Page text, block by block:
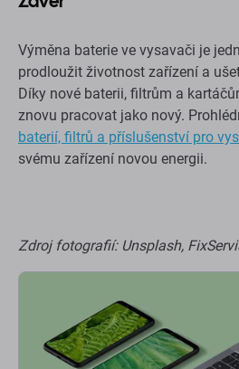
Výměna baterie ve vysavači je
prodloužit životnost zařízení a
Díky nové baterii, filtrům a
znovu pracovat jako nový.
baterií, filtrů a příslušenství pro
svému zařízení novou energii.
Zdroj fotografií: Unsplash,